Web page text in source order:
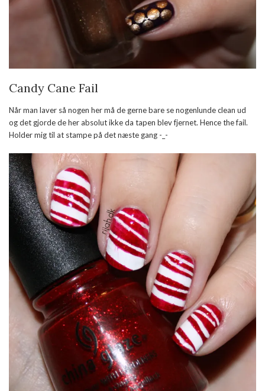
Candy Cane Fail
Når man laver så nogen her må de gerne bare se nogenlunde clean ud
og det gjorde de her absolut ikke da tapen blev fjernet. Hence the fail.
Holder mig til at stampe på det næste gang -_-